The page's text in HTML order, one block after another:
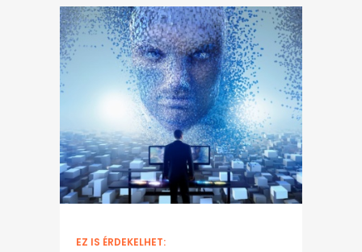
EZ IS ÉRDEKELHET: